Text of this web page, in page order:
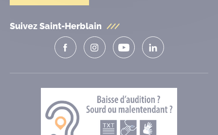
Suivez Saint-Herblain